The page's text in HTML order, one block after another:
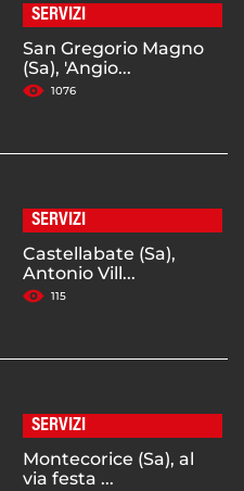
SERVIZI
San Gregorio Magno
(Sa), 'Angio...
1076
SERVIZI
Castellabate (Sa),
Antonio Vill...
115
SERVIZI
Montecorice (Sa), al
via festa ...